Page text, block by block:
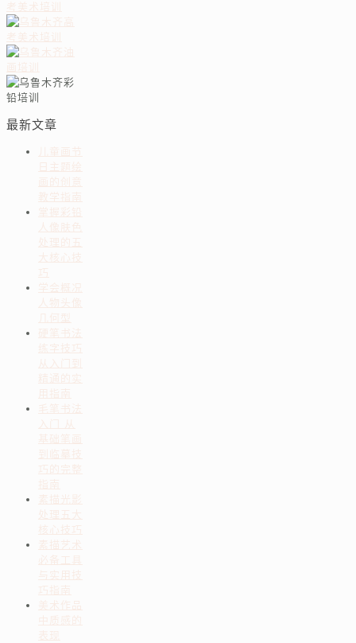
最新文章
儿童画节
日主题绘
画的创意
教学指南
掌握彩铅
人像肤色
处理的五
大核心技
巧
学会概况
人物头像
几何型
硬笔书法
练字技巧
从入门到
精通的实
用指南
毛笔书法
入门 从
基础笔画
到临摹技
巧的完整
指南
素描光影
处理五大
核心技巧
素描艺术
必备工具
与实用技
巧指南
美术作品
中质感的
表现